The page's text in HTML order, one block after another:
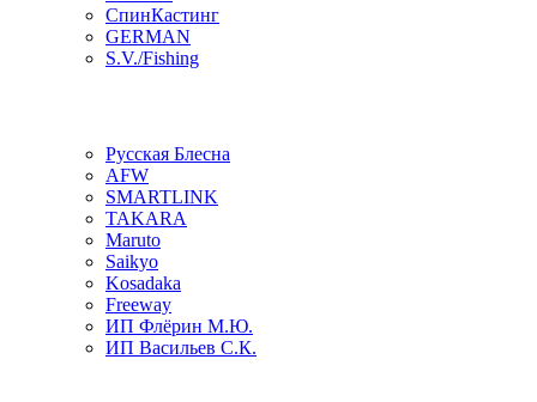
СпинКастинг
GERMAN
S.V./Fishing
Русская Блесна
AFW
SMARTLINK
TAKARA
Maruto
Saikyo
Kosadaka
Freeway
ИП Флёрин М.Ю.
ИП Васильев С.К.